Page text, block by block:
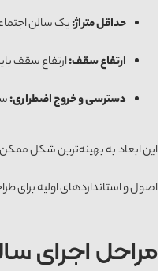
حداقلمتراژ:یک سالن اجتماعات استاندارد برای ۵۰ نفر حداقل ۷۰ مترمربع فضا
ارتفاعسقف:ارتفاع سقف باید حداقل ۳.۵ متر باشد تا تهویه
دسترسی و خروج اضطراری:
این ابعاد به بهینه‌ترین شکل
اصول و استانداردهای اولیه برای
مراحل اجرای